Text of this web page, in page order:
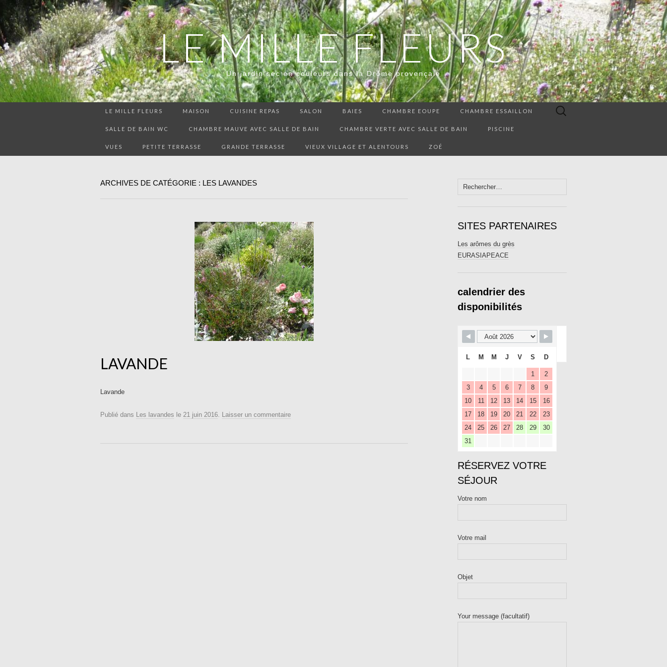
LE MILLE FLEURS
Un jardin sec en couleurs dans la Drôme provençale
LE MILLE FLEURS MAISON CUISINE REPAS SALON BAIES CHAMBRE EOUPE CHAMBRE ESSAILLON
SALLE DE BAIN WC CHAMBRE MAUVE AVEC SALLE DE BAIN CHAMBRE VERTE AVEC SALLE DE BAIN PISCINE
VUES PETITE TERRASSE GRANDE TERRASSE VIEUX VILLAGE ET ALENTOURS ZOÉ
Rechercher :
ARCHIVES DE CATÉGORIE : LES LAVANDES
LAVANDE
Lavande
Publié dans Les lavandes le 21 juin 2016. Laisser un commentaire
Rechercher :
SITES PARTENAIRES
Les arômes du grès
EURASIAPEACE
calendrier des
disponibilités
Disponible
L M M J V S D
1
2
3
4 5 6 7 8
9
10
11 12 13 14 15
16
17
18 19 20 21 22
23
24
25 26 27 28 29
30
31
RÉSERVEZ VOTRE
SÉJOUR
Votre nom
Votre mail
Objet
Your message (facultatif)